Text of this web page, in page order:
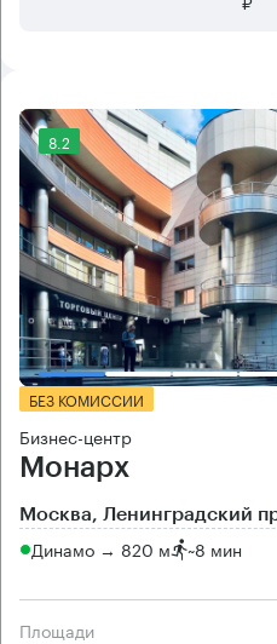
8.2
БЕЗ КОМИССИИ
Бизнес-центр
Монарх
Москва, Ленинградский
Динамо → 820 м ~8 мин
Площади